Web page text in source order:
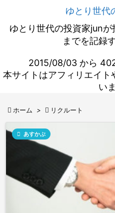
ゆとり世代
ゆとり世代の投資家junが
までを記録
2015/08/03 から
本サイトはアフィリエイト
い
 ホーム >  リクルート
 あすかぶ